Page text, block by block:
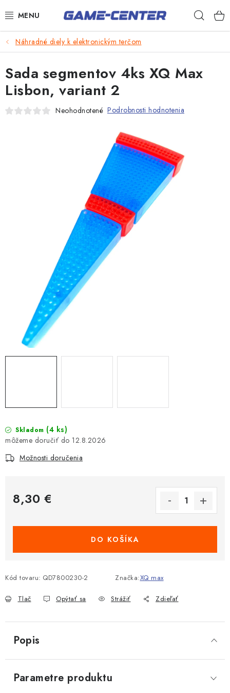
na
Šípky
Poker
Stolný futbal
Náhradné diely k elektronickým terčom
Skladom (4 ks)
12.8.2026
Možnosti doručenia
8,30 €
DO KOŠÍKA
Kód tovaru: QD7800230-2 Značka:XQ max
Tlač Opýtať sa Strážiť Zdieľať
Sada segmentov 4ks XQ Max
Lisbon, variant 2
Neohodnotené Podrobnosti hodnotenia
Popis
Parametre produktu